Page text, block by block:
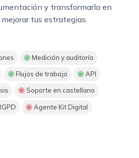
y transformarla en
tus estrategias.
Medición y auditoría
Flujos de trabajo API
Soporte en castellano
Agente Kit Digital